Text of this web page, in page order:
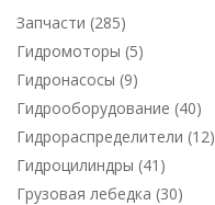
Запчасти (285)
Гидромоторы (5)
Гидронасосы (9)
Гидрооборудование (40)
Гидрораспределители (12)
Гидроцилиндры (41)
Грузовая лебедка (30)